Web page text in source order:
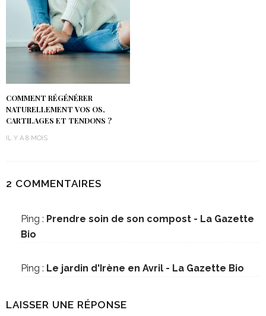
COMMENT RÉGÉNÉRER
NATURELLEMENT VOS OS,
CARTILAGES ET TENDONS ?
IL Y A 8 MOIS
2 COMMENTAIRES
Ping : Prendre soin de son compost - La Gazette
Bio
Ping : Le jardin d'Irène en Avril - La Gazette Bio
LAISSER UNE RÉPONSE